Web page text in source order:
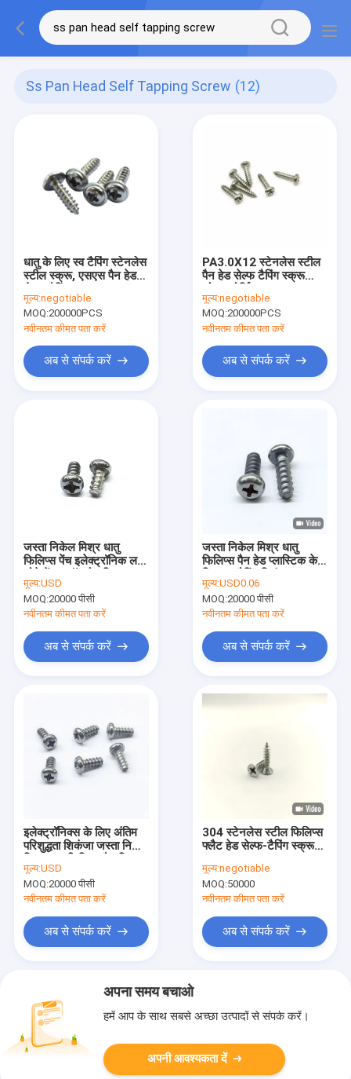
Ss Pan Head Self Tapping Screw (12)
धातु के लिए स्व टैपिंग स्टेनलेस
स्टील स्क्रू, एसएस पैन हेड
मूल्य:negotiable
MOQ:200000PCS
नवीनतम कीमत पता करें
अब से संपर्क करें
PA3.0X12 स्टेनलेस स्टील
पैन हेड सेल्फ टैपिंग स्क्रू
मूल्य:negotiable
MOQ:200000PCS
नवीनतम कीमत पता करें
अब से संपर्क करें
जस्ता निकेल मिश्र धातु
फिलिप्स पेंच इलेक्ट्रॉनिक लघु
टैपिंग पेंच
मूल्य:USD
MOQ:20000 पीसी
नवीनतम कीमत पता करें
अब से संपर्क करें
जस्ता निकेल मिश्र धातु
फिलिप्स पैन हेड प्लास्टिक के
M5*16
मूल्य:USD0.06
MOQ:20000 पीसी
नवीनतम कीमत पता करें
अब से संपर्क करें
इलेक्ट्रॉनिक्स के लिए अंतिम
परिशुद्धता शिकंजा जस्ता निकेल
स्व-टैपिंग शिकंजा
मूल्य:USD
MOQ:20000 पीसी
नवीनतम कीमत पता करें
अब से संपर्क करें
304 स्टेनलेस स्टील फिलिप्स
फ्लैट हेड सेल्फ-टैपिंग स्क्रू
मूल्य:negotiable
MOQ:50000
नवीनतम कीमत पता करें
अब से संपर्क करें
अपना समय बचाओ
हमें आप के साथ सबसे अच्छा उत्पादों से संपर्क करें।
अपनी आवश्यकता दें